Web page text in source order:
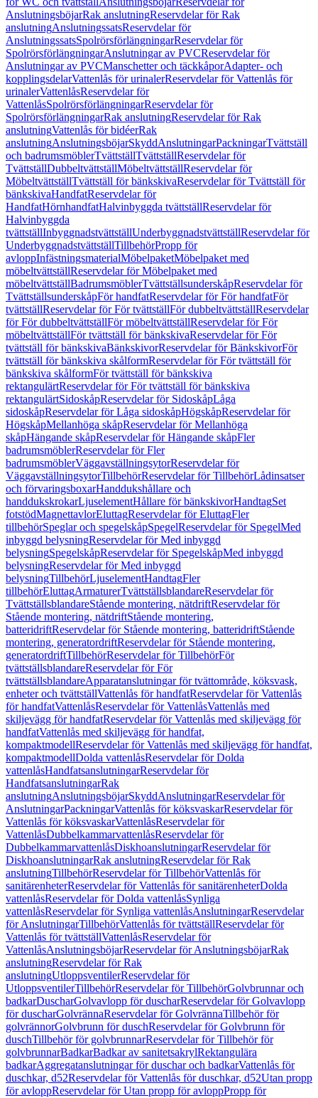
AnslutningsböjarRak anslutningReservdelar för Rak
anslutningAnslutningssatsReservdelar för
AnslutningssatsSpolrörsförlängningarReservdelar för
SpolrörsförlängningarAnslutningar av PVCReservdelar för
Anslutningar av PVCManschetter och täckkåporAdapter- och
kopplingsdelarVattenlås för urinalerReservdelar för Vattenlås för
urinalerVattenlåsReservdelar för
VattenlåsSpolrörsförlängningarReservdelar för
SpolrörsförlängningarRak anslutningReservdelar för Rak
anslutningVattenlås för bidéerRak
anslutningAnslutningsböjarSkyddAnslutningarPackningarTvättställ
och badrumsmöblerTvättställTvättställReservdelar för
TvättställDubbeltvättställMöbeltvättställReservdelar för
MöbeltvättställTvättställ för bänkskivaReservdelar för Tvättställ för
bänkskivaHandfatReservdelar för
HandfatHörnhandfatHalvinbyggda tvättställReservdelar för
Halvinbyggda
tvättställInbyggnadstvättställUnderbyggnadstvättställReservdelar för
UnderbyggnadstvättställTillbehörPropp för
avloppInfästningsmaterialMöbelpaketMöbelpaket med
möbeltvättställReservdelar för Möbelpaket med
möbeltvättställBadrumsmöblerTvättställsunderskåpReservdelar för
TvättställsunderskåpFör handfatReservdelar för För handfatFör
tvättställReservdelar för För tvättställFör dubbeltvättställReservdelar
för För dubbeltvättställFör möbeltvättställReservdelar för För
möbeltvättställFör tvättställ för bänkskivaReservdelar för För
tvättställ för bänkskivaBänkskivorReservdelar för BänkskivorFör
tvättställ för bänkskiva skålformReservdelar för För tvättställ för
bänkskiva skålformFör tvättställ för bänkskiva
rektangulärtReservdelar för För tvättställ för bänkskiva
rektangulärtSidoskåpReservdelar för SidoskåpLåga
sidoskåpReservdelar för Låga sidoskåpHögskåpReservdelar för
HögskåpMellanhöga skåpReservdelar för Mellanhöga
skåpHängande skåpReservdelar för Hängande skåpFler
badrumsmöblerReservdelar för Fler
badrumsmöblerVäggavställningsytorReservdelar för
VäggavställningsytorTillbehörReservdelar för TillbehörLådinsatser
och förvaringsboxarHanddukshållare och
handdukskrokarLjuselementHållare för bänkskivorHandtagSet
fotstödMagnettavlorEluttagReservdelar för EluttagFler
tillbehörSpeglar och spegelskåpSpegelReservdelar för SpegelMed
inbyggd belysningReservdelar för Med inbyggd
belysningSpegelskåpReservdelar för SpegelskåpMed inbyggd
belysningReservdelar för Med inbyggd
belysningTillbehörLjuselementHandtagFler
tillbehörEluttagArmaturerTvättställsblandareReservdelar för
TvättställsblandareStående montering, nätdriftReservdelar för
Stående montering, nätdriftStående montering,
batteridriftReservdelar för Stående montering, batteridriftStående
montering, generatordriftReservdelar för Stående montering,
generatordriftTillbehörReservdelar för TillbehörFör
tvättställsblandareReservdelar för För
tvättställsblandareApparatanslutningar för tvättområde, köksvask,
enheter och tvättställVattenlås för handfatReservdelar för Vattenlås
för handfatVattenlåsReservdelar för VattenlåsVattenlås med
skiljevägg för handfatReservdelar för Vattenlås med skiljevägg för
handfatVattenlås med skiljevägg för handfat,
kompaktmodellReservdelar för Vattenlås med skiljevägg för handfat,
kompaktmodellDolda vattenlåsReservdelar för Dolda
vattenlåsHandfatsanslutningarReservdelar för
HandfatsanslutningarRak
anslutningAnslutningsböjarSkyddAnslutningarReservdelar för
AnslutningarPackningarVattenlås för köksvaskarReservdelar för
Vattenlås för köksvaskarVattenlåsReservdelar för
VattenlåsDubbelkammarvattenlåsReservdelar för
DubbelkammarvattenlåsDiskhoanslutningarReservdelar för
DiskhoanslutningarRak anslutningReservdelar för Rak
anslutningTillbehörReservdelar för TillbehörVattenlås för
sanitärenheterReservdelar för Vattenlås för sanitärenheterDolda
vattenlåsReservdelar för Dolda vattenlåsSynliga
vattenlåsReservdelar för Synliga vattenlåsAnslutningarReservdelar
för AnslutningarTillbehörVattenlås för tvättställReservdelar för
Vattenlås för tvättställVattenlåsReservdelar för
VattenlåsAnslutningsböjarReservdelar för AnslutningsböjarRak
anslutningReservdelar för Rak
anslutningUtloppsventilerReservdelar för
UtloppsventilerTillbehörReservdelar för TillbehörGolvbrunnar och
badkarDuscharGolvavlopp för duscharReservdelar för Golvavlopp
för duscharGolvrännaReservdelar för GolvrännaTillbehör för
golvrännorGolvbrunn för duschReservdelar för Golvbrunn för
duschTillbehör för golvbrunnarReservdelar för Tillbehör för
golvbrunnarBadkarBadkar av sanitetsakrylRektangulära
badkarAggregatanslutningar för duschar och badkarVattenlås för
duschkar, d52Reservdelar för Vattenlås för duschkar, d52Utan propp
för avloppReservdelar för Utan propp för avloppPropp för